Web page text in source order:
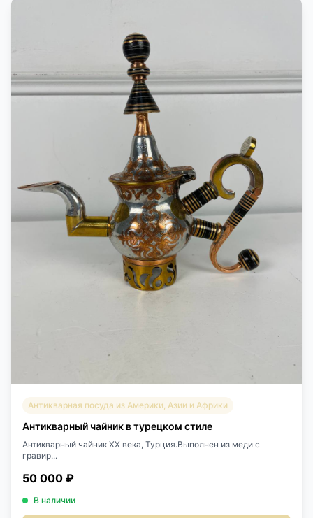
Антикварная посуда из Америки, Азии и Африки
Антикварный чайник в турецком стиле
Антикварный чайник XX века, Турция.Выполнен из меди с
гравир...
50 000 ₽
В наличии